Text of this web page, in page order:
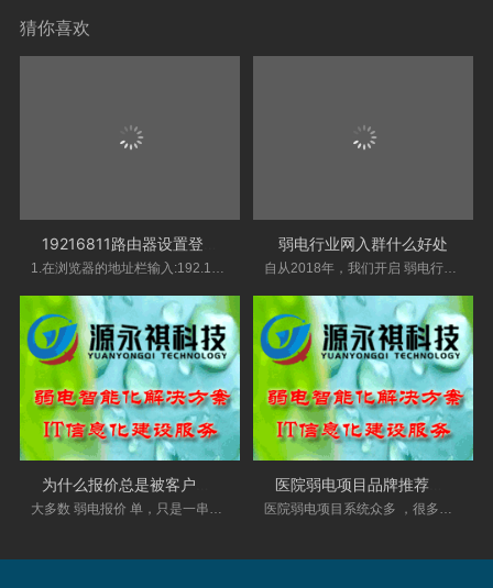
猜你喜欢
1.在浏览器的地址栏输入:192.168.16.1，按回车键-
弱电行业网入群什么好处
自从2018年，我们开启 弱电行业 网VIP技术交流群
大多数 弱电报价 单，只是一串冰冷的数字和条目 医院弱电项目系统众多 ，很多项目经理为选品牌